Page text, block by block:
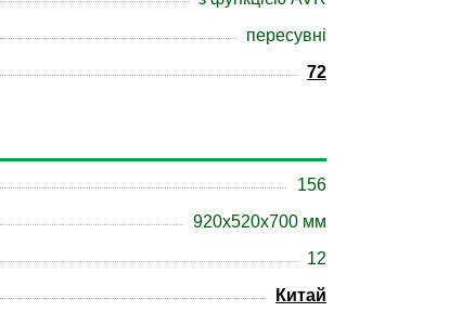
пересувні
72
156
920x520x700 мм
12
Китай